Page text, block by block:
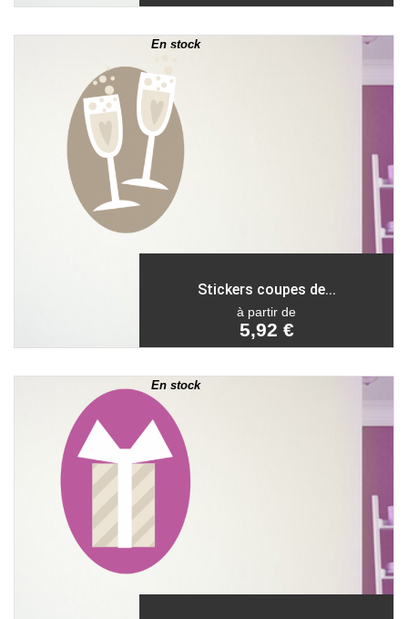
En stock
Stickers coupes de...
à partir de
5,92 €
En stock